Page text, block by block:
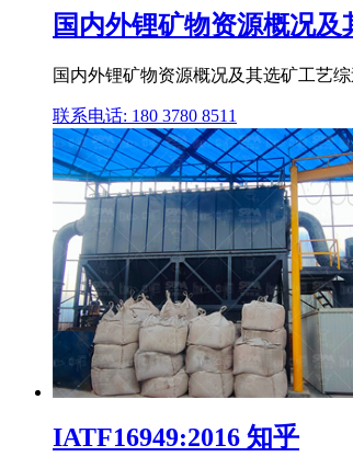
国内外锂矿物资源概况
国内外锂矿物资源概况及其选矿工艺
联系电话: 180 3780 8511
IATF16949:2016 知乎